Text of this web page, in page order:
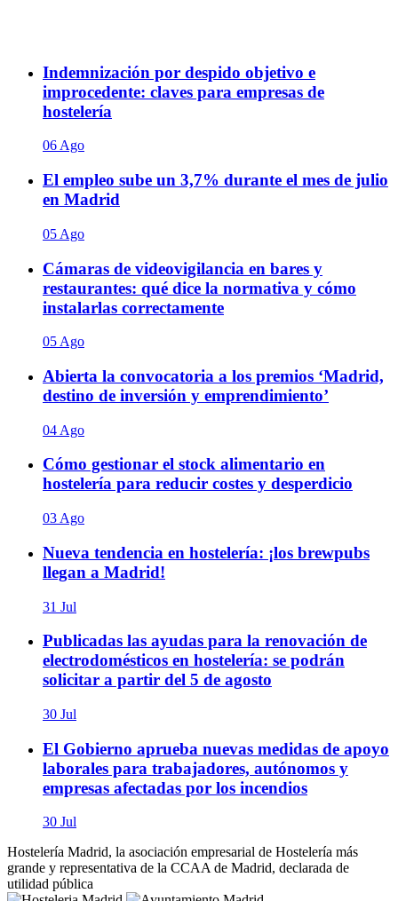
Indemnización por despido objetivo e
improcedente: claves para empresas de
hostelería
06 Ago
El empleo sube un 3,7% durante el mes de julio
en Madrid
05 Ago
Cámaras de videovigilancia en bares y
restaurantes: qué dice la normativa y cómo
instalarlas correctamente
05 Ago
Abierta la convocatoria a los premios ‘Madrid,
destino de inversión y emprendimiento’
04 Ago
Cómo gestionar el stock alimentario en
hostelería para reducir costes y desperdicio
03 Ago
Nueva tendencia en hostelería: ¡los brewpubs
llegan a Madrid!
31 Jul
Publicadas las ayudas para la renovación de
electrodomésticos en hostelería: se podrán
solicitar a partir del 5 de agosto
30 Jul
El Gobierno aprueba nuevas medidas de apoyo
laborales para trabajadores, autónomos y
empresas afectadas por los incendios
30 Jul
Hostelería Madrid, la asociación empresarial de Hostelería más
grande y representativa de la CCAA de Madrid, declarada de
utilidad pública